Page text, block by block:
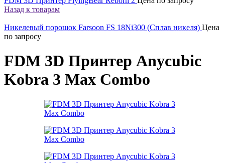
Назад к товарам
Никелевый порошок Farsoon FS 18Ni300 (Сплав никеля) Цена
по запросу
FDM 3D Принтер Anycubic
Kobra 3 Max Combo